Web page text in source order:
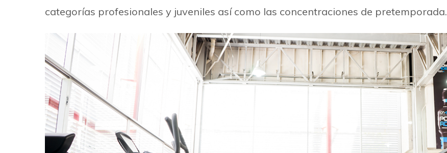
categorías profesionales y juveniles así como las concentraciones de pretemporada.